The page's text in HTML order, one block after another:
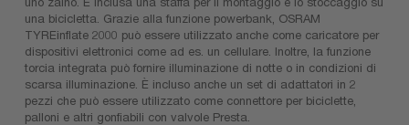
una bicicletta. Grazie alla funzione powerbank, OSRAM
TYREinflate 2000 può essere utilizzato anche come caricatore per
dispositivi elettronici come ad es. un cellulare. Inoltre, la funzione
torcia integrata può fornire illuminazione di notte o in condizioni di
scarsa illuminazione. È incluso anche un set di adattatori in 2
pezzi che può essere utilizzato come connettore per biciclette,
palloni e altri gonfiabili con valvole Presta.